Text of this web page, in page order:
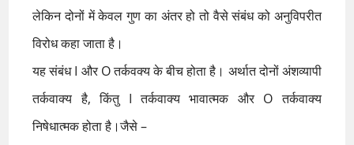
लेकिन दोनों में केवल गुण का अंतर हो तो वैसे संबंध को अनुविपरीत
विरोध कहा जाता है।
यह संबंध I और O तर्कवक्य के बीच होता है। अर्थात दोनों अंशव्यापी
तर्कवाक्य है, किंतु I तर्कवाक्य भावात्मक और O तर्कवाक्य
निषेधात्मक होता है।जैसे –